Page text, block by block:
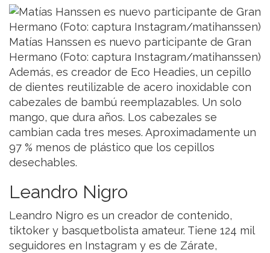
Matías Hanssen es nuevo participante de Gran
Hermano (Foto: captura Instagram/matihanssen)
Además, es creador de Eco Headies, un cepillo
de dientes reutilizable de acero inoxidable con
cabezales de bambú reemplazables. Un solo
mango, que dura años. Los cabezales se
cambian cada tres meses. Aproximadamente un
97 % menos de plástico que los cepillos
desechables.
Leandro Nigro
Leandro Nigro es un creador de contenido,
tiktoker y basquetbolista amateur. Tiene 124 mil
seguidores en Instagram y es de Zárate,